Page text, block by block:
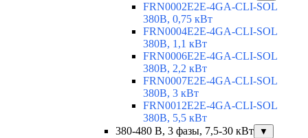
FRN0002E2E-4GA-CLI-SOL
380В, 0,75 кВт
FRN0004E2E-4GA-CLI-SOL
380В, 1,1 кВт
FRN0006E2E-4GA-CLI-SOL
380В, 2,2 кВт
FRN0007E2E-4GA-CLI-SOL
380В, 3 кВт
FRN0012E2E-4GA-CLI-SOL
380В, 5,5 кВт
380-480 В, 3 фазы, 7,5-30 кВт
▼